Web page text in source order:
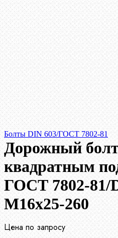
Болты DIN 603/ГОСТ 7802-81
Дорожный
квадратным
ГОСТ 7802-81/
М16х25-260
Цена по запросу